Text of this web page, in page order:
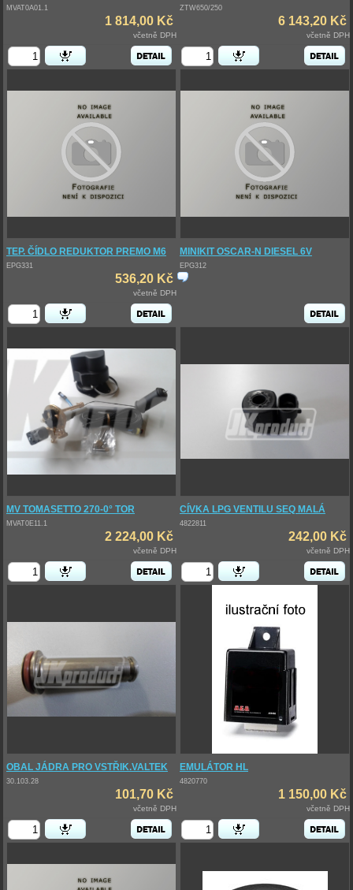
MVAT0A01.1
1 814,00 Kč
včetně DPH
ZTW650/250
6 143,20 Kč
včetně DPH
TEP. ČÍDLO REDUKTOR PREMO M6
EPG331
536,20 Kč
včetně DPH
MINIKIT OSCAR-N DIESEL 6V
EPG312
MV TOMASETTO 270-0° TOR
MVAT0E11.1
2 224,00 Kč
včetně DPH
CÍVKA LPG VENTILU SEQ MALÁ
4822811
242,00 Kč
včetně DPH
OBAL JÁDRA PRO VSTŘIK.VALTEK
30.103.28
101,70 Kč
včetně DPH
EMULÁTOR HL
4820770
1 150,00 Kč
včetně DPH